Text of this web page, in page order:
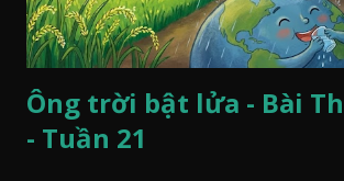
Ông trời bật lửa - Bài
- Tuần 21